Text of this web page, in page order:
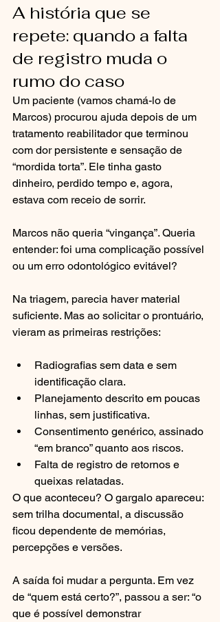
A história que se
repete: quando a falta
de registro muda o
rumo do caso
Um paciente (vamos chamá-lo de
Marcos) procurou ajuda depois de um
tratamento reabilitador que terminou
com dor persistente e sensação de
“mordida torta”. Ele tinha gasto
dinheiro, perdido tempo e, agora,
estava com receio de sorrir.
Marcos não queria “vingança”. Queria
entender: foi uma complicação possível
ou um erro odontológico evitável?
Na triagem, parecia haver material
suficiente. Mas ao solicitar o prontuário,
vieram as primeiras restrições:
Radiografias sem data e sem
identificação clara.
Planejamento descrito em poucas
linhas, sem justificativa.
Consentimento genérico, assinado
“em branco” quanto aos riscos.
Falta de registro de retornos e
queixas relatadas.
O que aconteceu? O gargalo apareceu:
sem trilha documental, a discussão
ficou dependente de memórias,
percepções e versões.
A saída foi mudar a pergunta. Em vez
de “quem está certo?”, passou a ser: “o
que é possível demonstrar